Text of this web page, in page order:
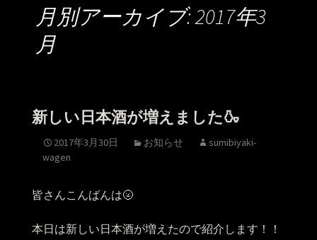
月別アーカイブ: 2017年3
月
新しい日本酒が増えました🍶
2017年3月30日 お知らせ
sumibiyaki-
wagen
皆さんこんばんは🌝
本日は新しい日本酒が増えたので紹介します！！